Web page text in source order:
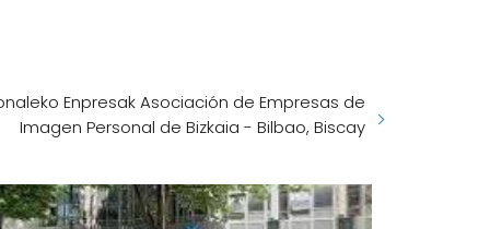
Enpresak Asociación de Empresas de
Imagen Personal de Bizkaia - Bilbao, Biscay